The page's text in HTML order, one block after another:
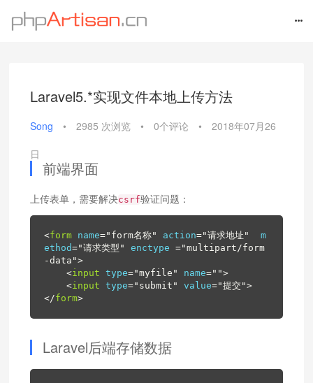
Laravel5.*实现文件本地上传方法
Song • 2985 次浏览 • 0个评论 •
2018年07月26
日
前端界面
上传表单，需要解决csrf验证问题：
<form name="form名称" action="请求地址"
m
ethod="请求类型" enctype ="multipart/form
-data">
<input type="myfile" name="">
<input type="submit" value="提交">
</form>
Laravel后端存储数据